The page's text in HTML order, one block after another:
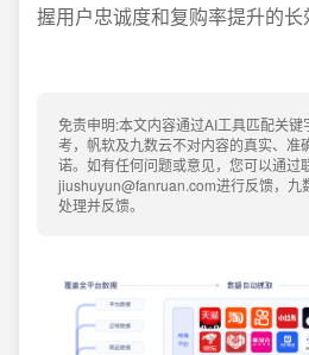
握用户忠诚度和复购率提升的长
免责申明:本文内容通过AI工具匹配关
考，帆软及九数云不对内容的真实、准
诺。如有任何问题或意见，您可以通过
jiushuyun@fanruan.com进行反馈，九
处理并反馈。